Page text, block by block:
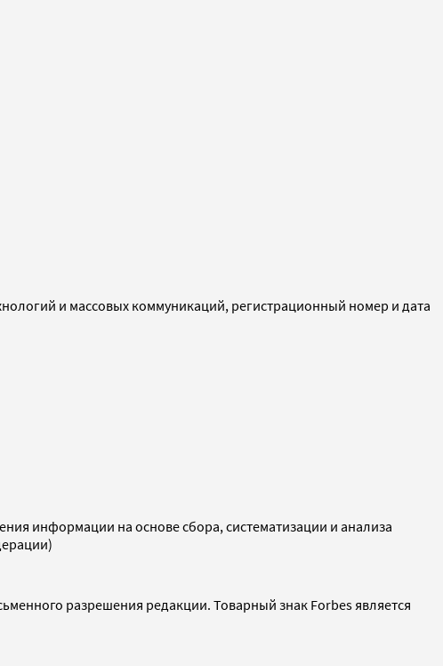
и массовых коммуникаций, регистрационный номер и дата
информации на основе сбора, систематизации и анализа
разрешения редакции. Товарный знак Forbes является